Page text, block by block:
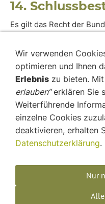
14.
Es gilt das Recht der
sein oder werden, bleibt
Bestimmungen unberührt.
Datenschutz
Wir verwenden
optimieren und Ihnen
Erlebnis zu bieten.
erlauben“erklären Sie
Weiterführende
einzelne Cookies
deaktivieren, erhalten
Datenschutzerklärung.
Nur